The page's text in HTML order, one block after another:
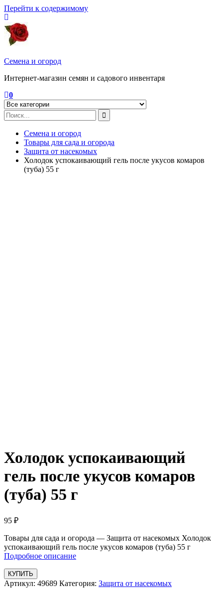
Перейти к содержимому
Семена и огород
Интернет-магазин семян и садового инвентаря
0
Семена и огород
Товары для сада и огорода
Защита от насекомых
Холодок успокаивающий гель после укусов комаров
(туба) 55 г
Холодок успокаивающий
гель после укусов комаров
(туба) 55 г
95 ₽
Товары для сада и огорода — Защита от насекомых Холодок
успокаивающий гель после укусов комаров (туба) 55 г
Подробное описание
КУПИТЬ
Артикул: 49689 Категория: Защита от насекомых